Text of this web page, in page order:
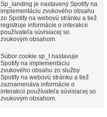
Sp_landing je nastavený Spotify na
implementáciu zvukového obsahu
zo Spotify na webovú stránku a tiež
registruje informácie o interakcii
používateľa súvisiacej so
zvukovým obsahom.
Súbor cookie sp_t nastavuje
Spotify na implementáciu
zvukového obsahu zo služby
Spotify na webovú stránku a tiež
zaznamenáva informácie o
interakcii používateľa súvisiacej so
zvukovým obsahom.